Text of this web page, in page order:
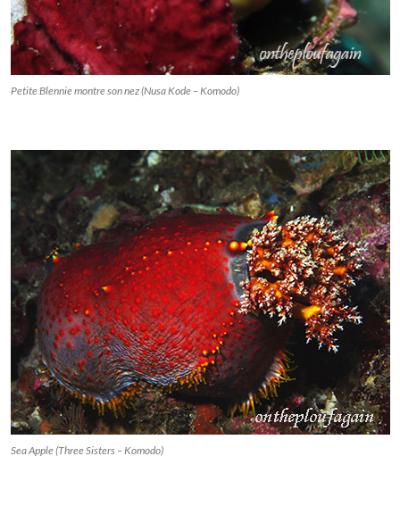
Petite Blennie montre son nez (Nusa Kode – Komodo)
Sea Apple (Three Sisters – Komodo)